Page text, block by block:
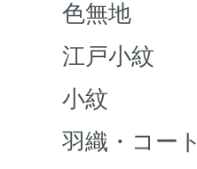
色無地
江戸小紋
小紋
羽織・コート